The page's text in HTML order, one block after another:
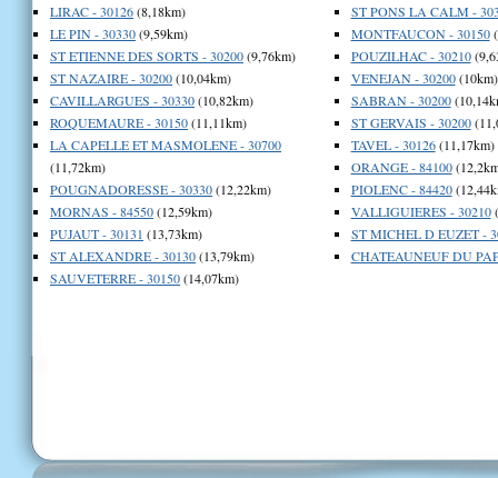
LIRAC - 30126(8,18km)
LE PIN - 30330(9,59km)
ST ETIENNE DES SORTS - 30200(9,76km)
ST NAZAIRE - 30200(10,04km)
CAVILLARGUES - 30330(10,82km)
ROQUEMAURE - 30150(11,11km)
LA CAPELLE ET MASMOLENE - 30700
(11,72km)
POUGNADORESSE - 30330(12,22km)
MORNAS - 84550(12,59km)
PUJAUT - 30131 (13,73km)
ST ALEXANDRE - 30130(13,79km)
SAUVETERRE - 30150(14,07km)
ST PONS LA CALM -
MONTFAUCON - 30150
POUZILHAC - 30210
VENEJAN - 30200(10km)
SABRAN - 30200
ST GERVAIS - 30200
TAVEL - 30126(11,17km)
ORANGE - 84100
PIOLENC - 84420
VALLIGUIERES - 30210
ST MICHEL D EUZET -
CHATEAUNEUF DU